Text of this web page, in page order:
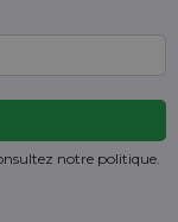
notre politique.